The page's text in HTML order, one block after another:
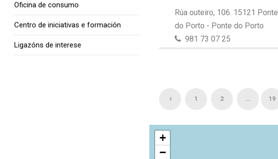
Rúa outeiro, 106. 15121 Ponte
do Porto - Ponte do Porto
981 73 07 25
1 2 ... 19
+
−
Oficina de consumo
Centro de iniciativas e formación
Ligazóns de interese